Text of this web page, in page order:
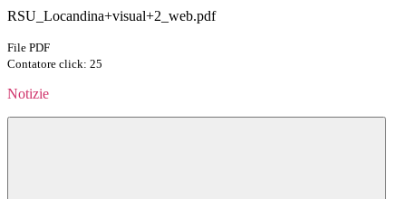
RSU_Locandina+visual+2_web.pdf
File PDF
Contatore click: 25
Notizie